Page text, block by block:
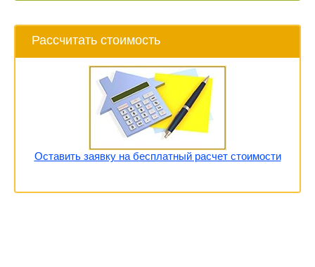
Рассчитать стоимость
Оставить заявку на бесплатный расчет стоимости